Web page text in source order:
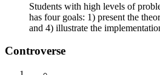
Students with high levels of
has four goals: 1) present the
and 4) illustrate the
Controverse